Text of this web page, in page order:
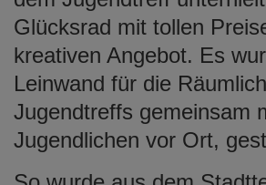
Glücksrad mit tollen
kreativen Angebot. Es
Leinwand für die
Jugendtreffs gemeinsam
Jugendlichen vor Ort,